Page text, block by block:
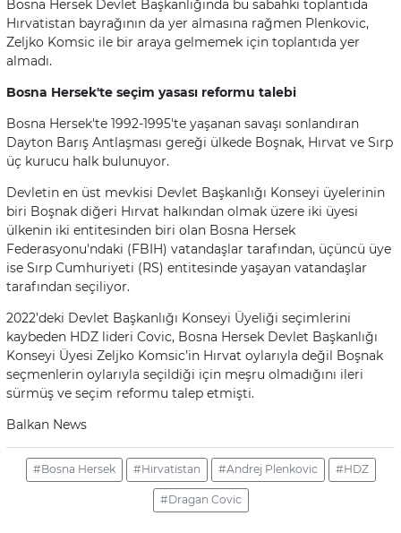
Bosna Hersek Devlet Başkanlığında bu sabahki toplantıda
Hırvatistan bayrağının da yer almasına rağmen Plenkovic,
Zeljko Komsic ile bir araya gelmemek için toplantıda yer
almadı.
Bosna Hersek'te seçim yasası reformu talebi
Bosna Hersek'te 1992-1995'te yaşanan savaşı sonlandıran
Dayton Barış Antlaşması gereği ülkede Boşnak, Hırvat ve Sırp
üç kurucu halk bulunuyor.
Devletin en üst mevkisi Devlet Başkanlığı Konseyi üyelerinin
biri Boşnak diğeri Hırvat halkından olmak üzere iki üyesi
ülkenin iki entitesinden biri olan Bosna Hersek
Federasyonu'ndaki (FBIH) vatandaşlar tarafından, üçüncü üye
ise Sırp Cumhuriyeti (RS) entitesinde yaşayan vatandaşlar
tarafından seçiliyor.
2022’deki Devlet Başkanlığı Konseyi Üyeliği seçimlerini
kaybeden HDZ lideri Covic, Bosna Hersek Devlet Başkanlığı
Konseyi Üyesi Zeljko Komsic’in Hırvat oylarıyla değil Boşnak
seçmenlerin oylarıyla seçildiği için meşru olmadığını ileri
sürmüş ve seçim reformu talep etmişti.
Balkan News
#Bosna Hersek #Hırvatistan #Andrej Plenkovic #HDZ
#Dragan Covic